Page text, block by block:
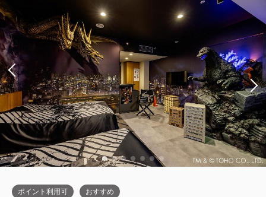
ポイント利用可 おすすめ